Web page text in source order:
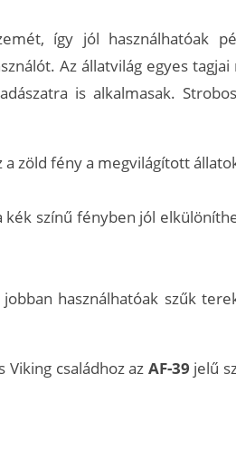
így jól használhatóak
Az állatvilág egyes tagjai
is alkalmasak.
zöld fény a megvilágított
kék színű fényben jól
használhatóak szűk
Viking családhoz az AF-39 jelű